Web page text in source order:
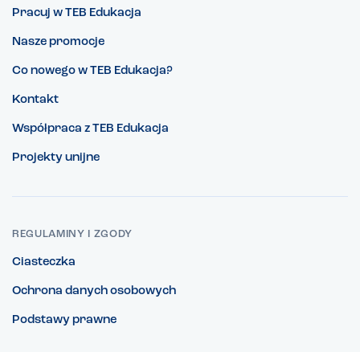
Pracuj w TEB Edukacja
Nasze promocje
Co nowego w TEB Edukacja?
Kontakt
Współpraca z TEB Edukacja
Projekty unijne
REGULAMINY I ZGODY
Ciasteczka
Ochrona danych osobowych
Podstawy prawne